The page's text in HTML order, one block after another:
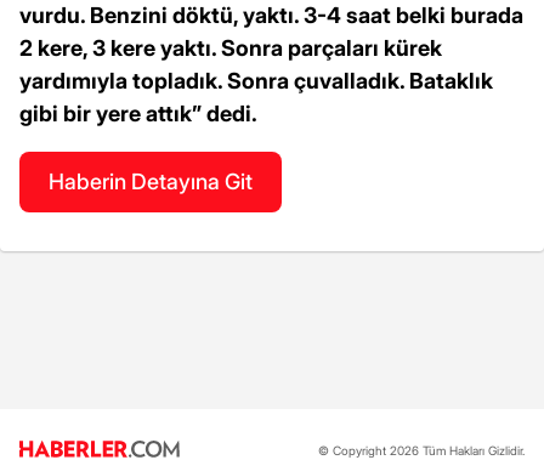
vurdu. Benzini döktü, yaktı. 3-4 saat belki burada
2 kere, 3 kere yaktı. Sonra parçaları kürek
yardımıyla topladık. Sonra çuvalladık. Bataklık
gibi bir yere attık” dedi.
Haberin Detayına Git
© Copyright 2026 Tüm Hakları Gizlidir.